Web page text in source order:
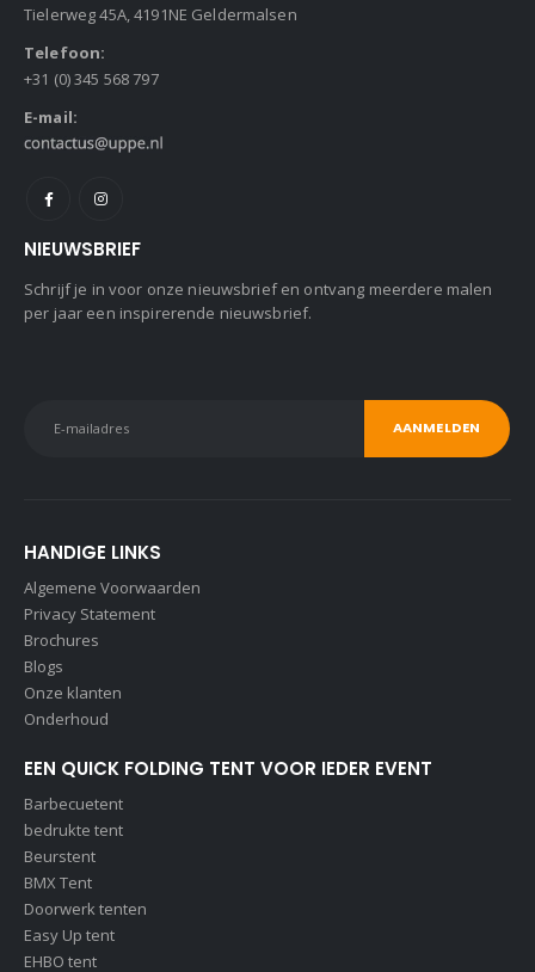
Tielerweg 45A, 4191NE Geldermalsen
Telefoon:
+31 (0) 345 568 797
E-mail:
NIEUWSBRIEF
Schrijf je in voor onze nieuwsbrief en ontvang meerdere malen
per jaar een inspirerende nieuwsbrief.
HANDIGE LINKS
Algemene Voorwaarden
Privacy Statement
Brochures
Blogs
Onze klanten
Onderhoud
EEN QUICK FOLDING TENT VOOR IEDER EVENT
Barbecuetent
bedrukte tent
Beurstent
BMX Tent
Doorwerk tenten
Easy Up tent
EHBO tent